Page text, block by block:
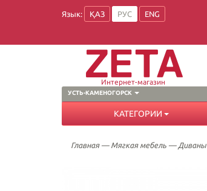
Язык: ҚАЗ РУС ENG
УСТЬ-КАМЕНОГОРСК
Интернет-магазин
КАТЕГОРИИ
Главная— Мягкая мебель — Диваны